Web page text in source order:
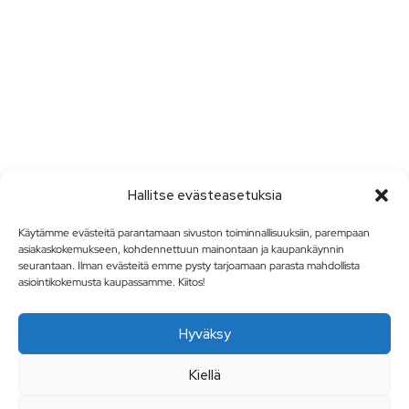
Hallitse evästeasetuksia
Käytämme evästeitä parantamaan sivuston toiminnallisuuksiin, parempaan
asiakaskokemukseen, kohdennettuun mainontaan ja kaupankäynnin
seurantaan. Ilman evästeitä emme pysty tarjoamaan parasta mahdollista
asiointikokemusta kaupassamme. Kiitos!
Hyväksy
Kiellä